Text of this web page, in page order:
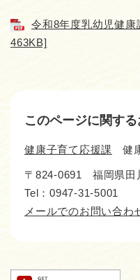
令和8年度乳幼児健
463KB]
このページに関す
健康子育て応援課 健
〒824-0691
福岡県田
Tel：0947-31-5001
メールでのお問い合わ